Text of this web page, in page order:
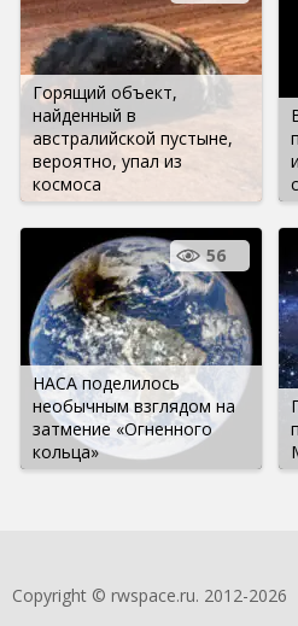
Горящий объект,
найденный в
австралийской пустыне,
вероятно, упал из
космоса
НАСА поделилось
необычным взглядом на
затмение «Огненного
кольца»
56
Copyright © rwspace.ru. 2012-2026